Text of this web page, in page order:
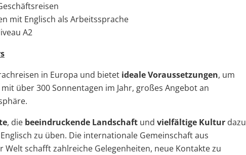
mit Englisch als Arbeitssprache
A2
in Europa und bietet ideale Voraussetzungen, um
über 300 Sonnentagen im Jahr, großes Angebot an
, die beeindruckende Landschaft und vielfältige Kultur dazu
zu üben. Die internationale Gemeinschaft aus
schafft zahlreiche Gelegenheiten, neue Kontakte zu